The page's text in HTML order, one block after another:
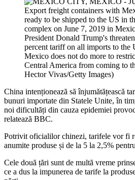
China intenționează să înjumătățească
bunuri importate din Statele Unite, în
noi dificultăți din cauza epidemiei
relatează BBC.
Potrivit oficialilor chinezi, tarifele vor fi
anumite produse și de la 5 la 2,5%
Cele două țări sunt de multă vreme
ce a dus la impunerea de tarife la